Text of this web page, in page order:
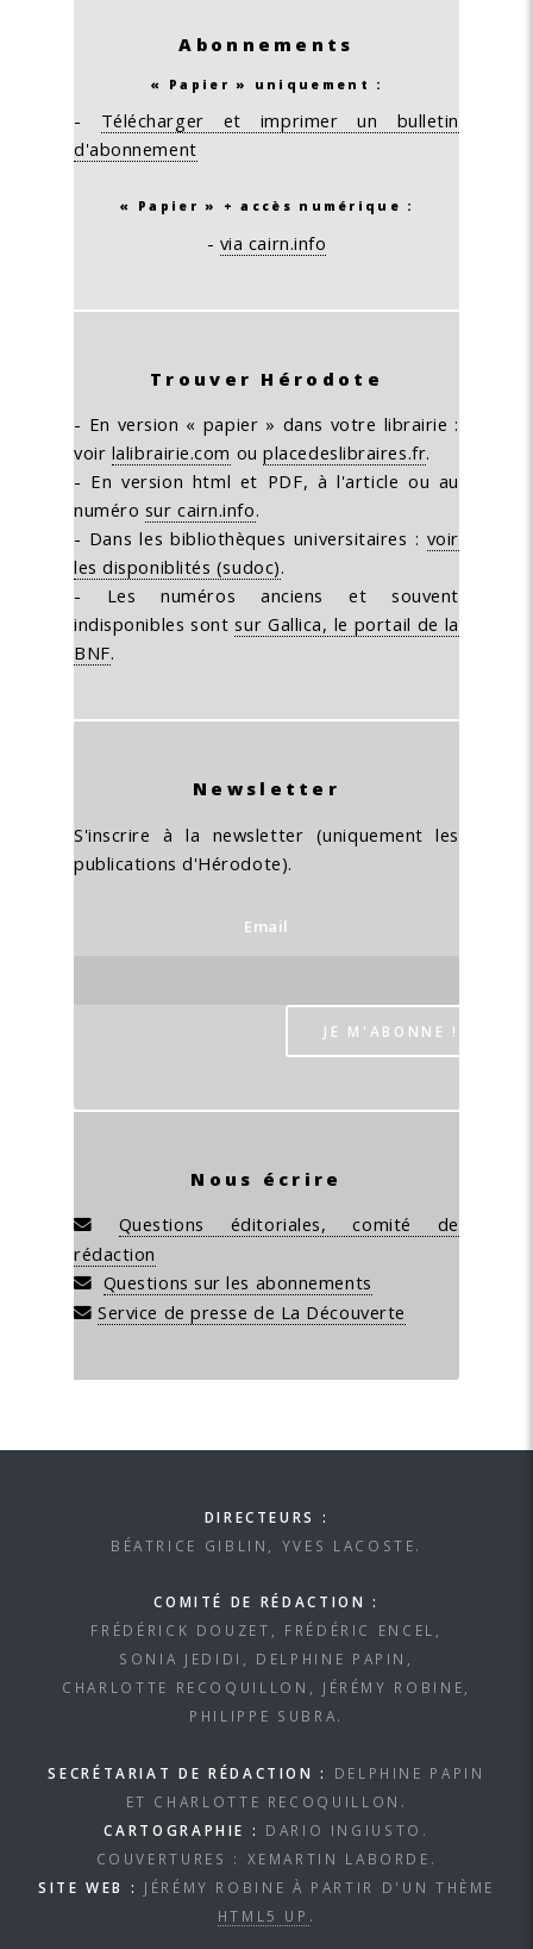
Abonnements
« Papier » uniquement :
- Télécharger et imprimer un bulletin
d'abonnement
« Papier » + accès numérique :
- via cairn.info
Trouver Hérodote
- En version « papier » dans votre librairie :
voir lalibrairie.com ouplacedeslibraires.fr.
- En version html et PDF, à l'article ou au
numéro sur cairn.info.
- Dans les bibliothèques universitaires : voir
les disponiblités (sudoc).
- Les numéros anciens et souvent
indisponibles sontsur Gallica, le portail de la
BNF.
Newsletter
S'inscrire à la newsletter (uniquement les
publications d'Hérodote).
Email
Nous écrire
Questions éditoriales, comité de
rédaction
Questions sur les abonnements
Service de presse de La Découverte
DIRECTEURS :
BÉATRICE GIBLIN, YVES LACOSTE.
COMITÉ DE RÉDACTION :
FRÉDÉRICK DOUZET, FRÉDÉRIC ENCEL,
SONIA JEDIDI, DELPHINE PAPIN,
CHARLOTTE RECOQUILLON, JÉRÉMY ROBINE,
PHILIPPE SUBRA.
SECRÉTARIAT DE RÉDACTION :
DELPHINE PAPIN
ET CHARLOTTE RECOQUILLON.
CARTOGRAPHIE :
DARIO INGIUSTO.
COUVERTURES : XEMARTIN LABORDE.
SITE WEB :
JÉRÉMY ROBINE À PARTIR D'UN THÈME
HTML5 UP .